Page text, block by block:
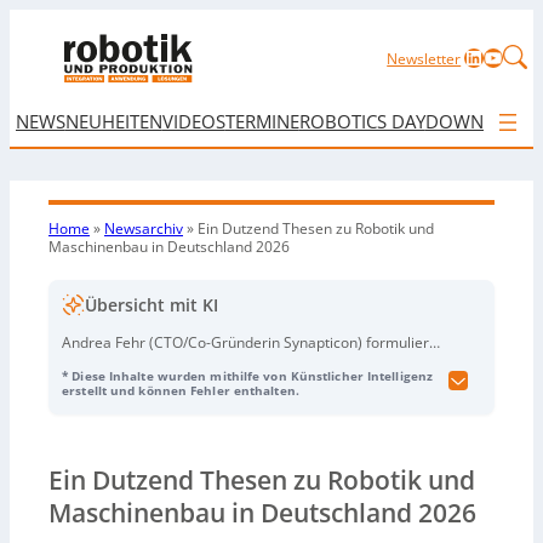
NewsletterLinkedIn
NEWSNEUHEITENVIDEOSTERMINEROBOTICS DAYDOWNLOAD
Home» Newsarchiv» Ein Dutzend Thesen zu Robotik und
Maschinenbau in Deutschland 2026
Übersicht mit KI
Andrea Fehr (CTO/Co-Gründerin Synapticon) formuliert
Maschinenbau in Deutschland 2026 – vor dem
Leitindustrie werden, wenn Deutschland sein
Ingenieurwissen in skalierbare, standardisierte
Lösungen übersetzt. Sie betont, dass deutlich mehr
* Diese Inhalte wurden mithilfe von Künstlicher Intelligenz
erstellt und können Fehler enthalten.
Ein Dutzend Thesen zu Robotik und
Maschinenbau in Deutschland 2026